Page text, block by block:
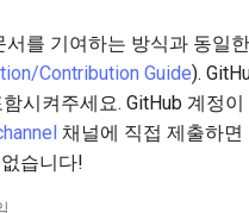
서를 기여하는 방식과 동일
Contribution Guide).
시켜주세요. GitHub 계정
채널에 직접 제출하
습니다!